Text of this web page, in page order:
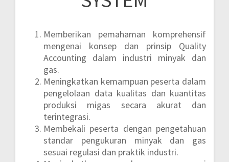
Memberikan pemahaman komprehensif
mengenai konsep dan prinsip Quality
Accounting dalam industri minyak dan
gas.
Meningkatkan kemampuan peserta dalam
pengelolaan data kualitas dan kuantitas
produksi migas secara akurat dan
terintegrasi.
Membekali peserta dengan pengetahuan
standar pengukuran minyak dan gas
sesuai regulasi dan praktik industri.